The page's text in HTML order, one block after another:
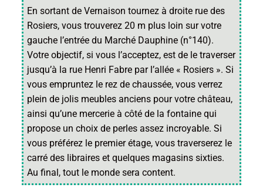
En sortant de Vernaison tournez à droite rue des
Rosiers, vous trouverez 20 m plus loin sur votre
gauche l’entrée du Marché Dauphine (n°140).
Votre objectif, si vous l’acceptez, est de le traverser
jusqu’à la rue Henri Fabre par l’allée « Rosiers ». Si
vous empruntez le rez de chaussée, vous verrez
plein de jolis meubles anciens pour votre château,
ainsi qu’une mercerie à côté de la fontaine qui
propose un choix de perles assez incroyable. Si
vous préférez le premier étage, vous traverserez le
carré des libraires et quelques magasins sixties.
Au final, tout le monde sera content.